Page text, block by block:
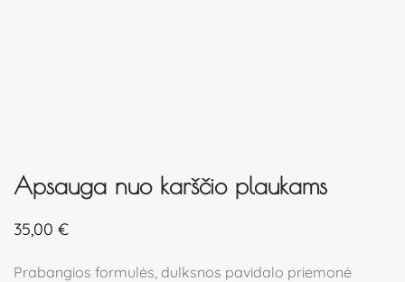
Apsauga nuo karščio plaukams
35,00 €
Prabangios formulės, dulksnos pavidalo priemonė